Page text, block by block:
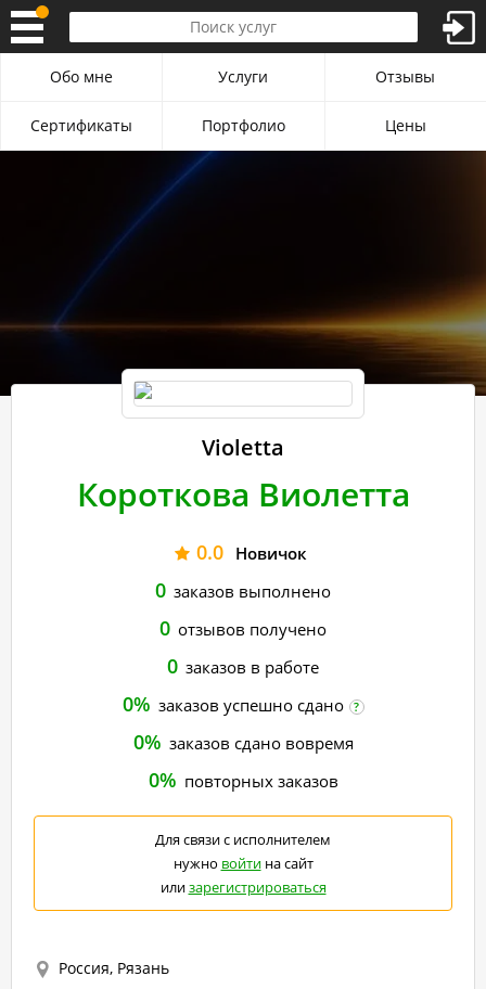
Violetta
Короткова Виолетта
0.0 Новичок
0 заказов выполнено
0 отзывов получено
0 заказов в работе
0% заказов успешно сдано ?
0% заказов сдано вовремя
0% повторных заказов
Для связи с исполнителем
нужно войтина сайт
илизарегистрироваться
Россия, Рязань
Обо мне Услуги Отзывы
Сертификаты Портфолио Цены